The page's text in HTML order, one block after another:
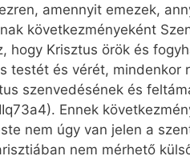
amennyit emezek,
következményeként
hogy Krisztus örök és
testét és vérét, mindenkor
szenvedésének és
Ennek
nem úgy van jelen a
nem mérhető